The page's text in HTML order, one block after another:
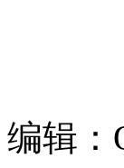
编辑：